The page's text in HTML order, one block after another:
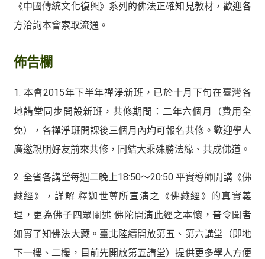
《中國傳統文化復興》系列的佛法正確知見教材，歡迎各
方洽詢本會索取流通。
佈告欄
1. 本會2015年下半年禪淨新班，已於十月下旬在臺灣各
地講堂同步開設新班，共修期間：二年六個月（費用全
免），各禪淨班開課後三個月內均可報名共修。歡迎學人
廣邀親朋好友前來共修，同結大乘殊勝法緣、共成佛道。
2. 全省各講堂每週二晚上18:50～20:50 平實導師開講《佛
藏經》，詳解 釋迦世尊所宣演之《佛藏經》的真實義
理，更為佛子四眾闡述 佛陀開演此經之本懷，普令聞者
如實了知佛法大藏。臺北陸續開放第五、第六講堂（即地
下一樓、二樓，目前先開放第五講堂）提供更多學人方便